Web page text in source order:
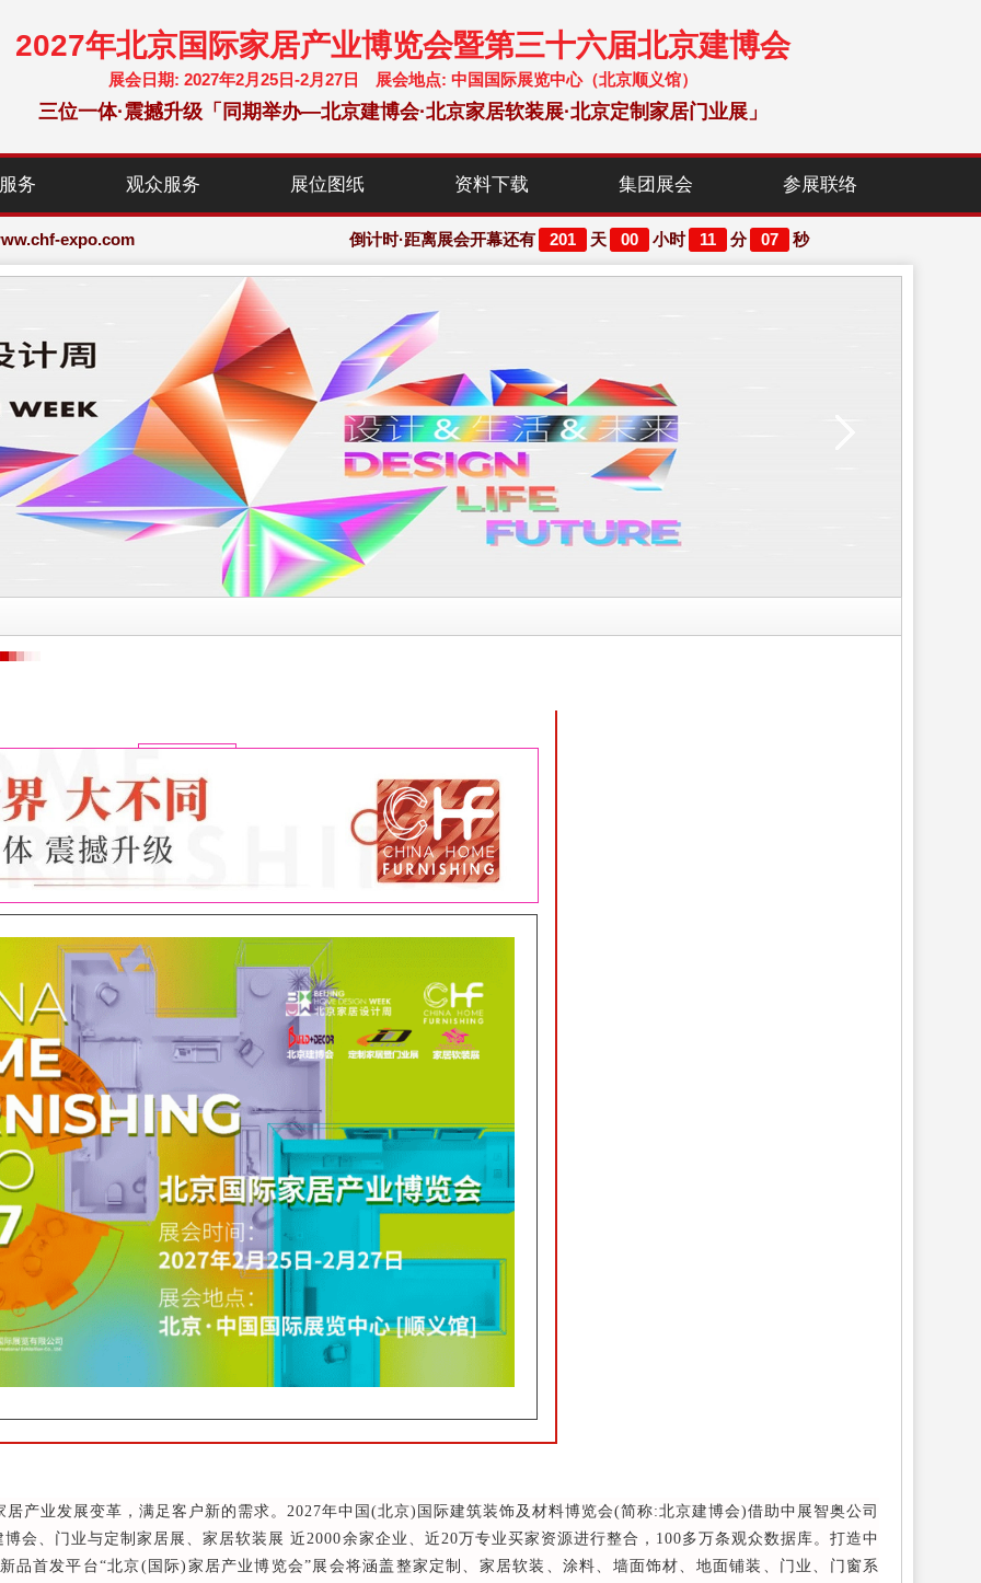
2027年北京国际家居产业博览会暨第三十六届北京建博会
展会日期: 2027年2月25日-2月27日 展会地点: 中国国际展览中心（北京顺义馆）
三位一体·震撼升级「同期举办—北京建博会·北京家居软装展·北京定制家居门业展」
务 观众服务 展位图纸 资料下载 集团展会 参展联络
expo.com
expo.com
会·大会网站
倒计时·距离展会开幕还有 201 天 00 小时 11 分 06 秒
业发展变革，满足客户新的需求。2027年中国(北京)国际建筑装饰及材料博览会(简称:北京建博会)借助中展智奥公司
会、门业与定制家居展、家居软装展 近2000余家企业、近20万专业买家资源进行整合，100多万条观众数据库。打造中
品首发平台“北京(国际)家居产业博览会”展会将涵盖整家定制、家居软装、涂料、墙面饰材、地面铺装、门业、门窗系